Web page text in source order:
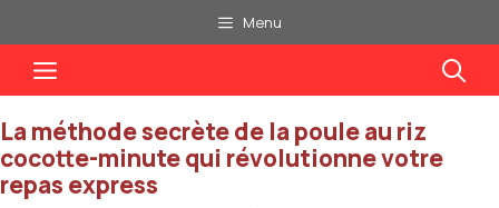
au
contenu
Menu
Menu
La méthode secrète de la poule au riz
cocotte-minute qui révolutionne votre
repas express